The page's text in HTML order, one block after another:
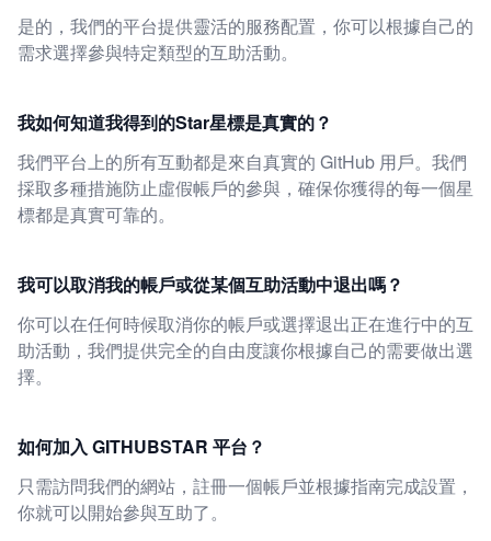
是的，我們的平台提供靈活的服務配置，你可以根據自己的
需求選擇參與特定類型的互助活動。
我如何知道我得到的Star星標是真實的？
我們平台上的所有互動都是來自真實的 GitHub 用戶。我們
採取多種措施防止虛假帳戶的參與，確保你獲得的每一個星
標都是真實可靠的。
我可以取消我的帳戶或從某個互助活動中退出嗎？
你可以在任何時候取消你的帳戶或選擇退出正在進行中的互
助活動，我們提供完全的自由度讓你根據自己的需要做出選
擇。
如何加入 GITHUBSTAR 平台？
只需訪問我們的網站，註冊一個帳戶並根據指南完成設置，
你就可以開始參與互助了。